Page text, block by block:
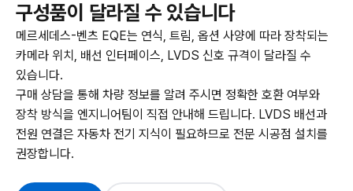
구성품이 달라질 수 있습니다
메르세데스-벤츠 EQE는 연식, 트림, 옵션 사양에 따라 장착되는
카메라 위치, 배선 인터페이스, LVDS 신호 규격이 달라질 수
있습니다.
구매 상담을 통해 차량 정보를 알려 주시면 정확한 호환 여부와
장착 방식을 엔지니어팀이 직접 안내해 드립니다. LVDS 배선과
전원 연결은 자동차 전기 지식이 필요하므로 전문 시공점 설치를
권장합니다.